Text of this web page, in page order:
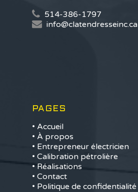
514-386-1797
info@clatendresseinc.ca
PAGES
• Accueil
• À propos
• Entrepreneur électricien
• Calibration pétrolière
• Réalisations
• Contact
• Politique de confidentialité